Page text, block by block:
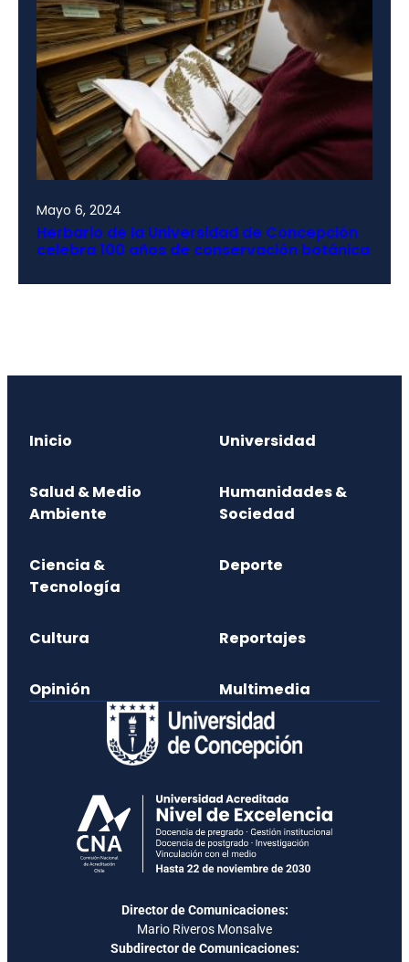
Mayo 6, 2024
Herbario de la Universidad de Concepción
celebra 100 años de conservación botánica
Inicio Universidad
Salud & Medio
Ambiente
Humanidades &
Sociedad
Ciencia &
Tecnología
Deporte
Cultura Reportajes
Opinión Multimedia
Director de Comunicaciones:
Mario Riveros Monsalve
Subdirector de Comunicaciones: